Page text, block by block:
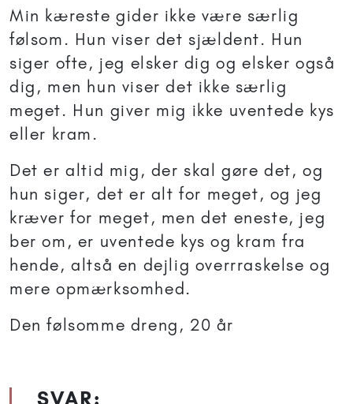
Min kæreste gider ikke være særlig
følsom. Hun viser det sjældent. Hun
siger ofte, jeg elsker dig og elsker også
dig, men hun viser det ikke særlig
meget. Hun giver mig ikke uventede kys
eller kram.
Det er altid mig, der skal gøre det, og
hun siger, det er alt for meget, og jeg
kræver for meget, men det eneste, jeg
ber om, er uventede kys og kram fra
hende, altså en dejlig overrraskelse og
mere opmærksomhed.
Den følsomme dreng, 20 år
SVAR: